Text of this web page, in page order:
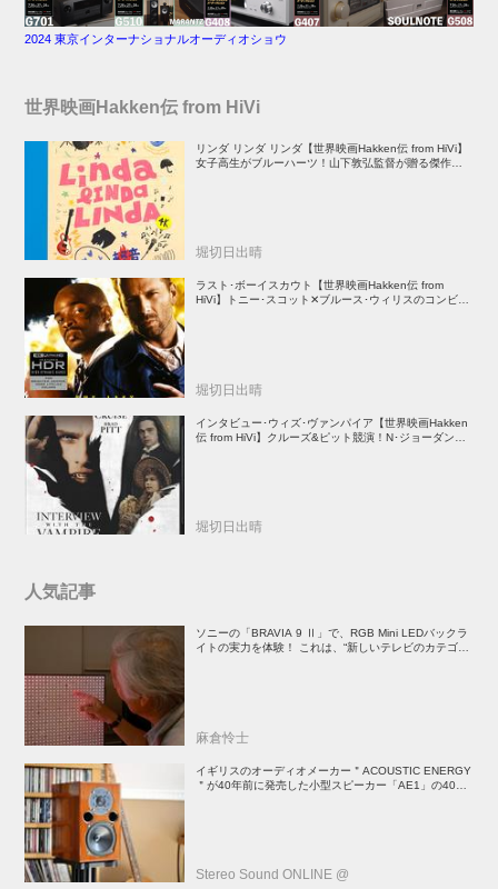
2024 東京インターナショナルオーディオショウ
世界映画Hakken伝 from HiVi
リンダ リンダ リンダ【世界映画Hakken伝 from HiVi】
女子高生がブルーハーツ！山下敦弘監督が贈る傑作青春
堀切日出晴
ラスト･ボーイスカウト【世界映画Hakken伝 from
HiVi】トニー･スコット✕ブルース･ウィリスのコンビが
堀切日出晴
インタビュー･ウィズ･ヴァンパイア【世界映画Hakken
伝 from HiVi】クルーズ&ピット競演！N･ジョーダン監
堀切日出晴
人気記事
ソニーの「BRAVIA 9 Ⅱ」で、RGB Mini LEDバックラ
イトの実力を体験！ これは、“新しいテレビのカテゴリ
麻倉怜士
イギリスのオーディオメーカー＂ACOUSTIC ENERGY
＂が40年前に発売した小型スピーカー「AE1」の40周
Stereo Sound ONLINE @